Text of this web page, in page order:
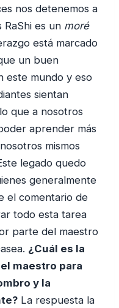
nos detenemos a
es un moré
está marcado
un buen
este mundo y eso
sientan
que a nosotros
aprender más
mismos
legado quedo
generalmente
el comentario de
todo esta tarea
parte del maestro
¿Cuál es la
maestro para
y la
La respuesta la